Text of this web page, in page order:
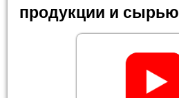
продукции и сырью